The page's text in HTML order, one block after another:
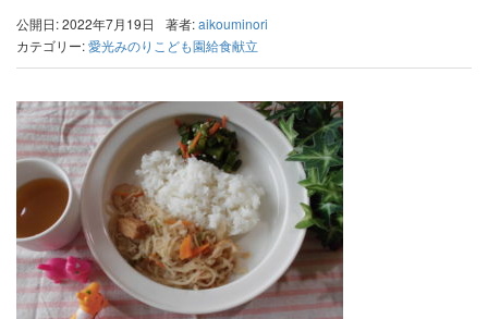
公開日: 2022年7月19日 著者:aikouminori
カテゴリー:愛光みのりこども園給食献立